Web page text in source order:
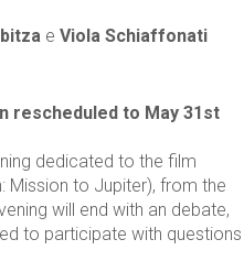
eViola Schiaffonati
rescheduled to May 31st
dedicated to the film
Mission to Jupiter), from the
will end with an debate,
to participate with questions